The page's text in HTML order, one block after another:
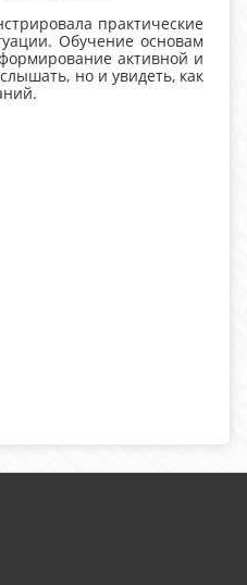
практические
Обучение основам
активной и
но и увидеть, как